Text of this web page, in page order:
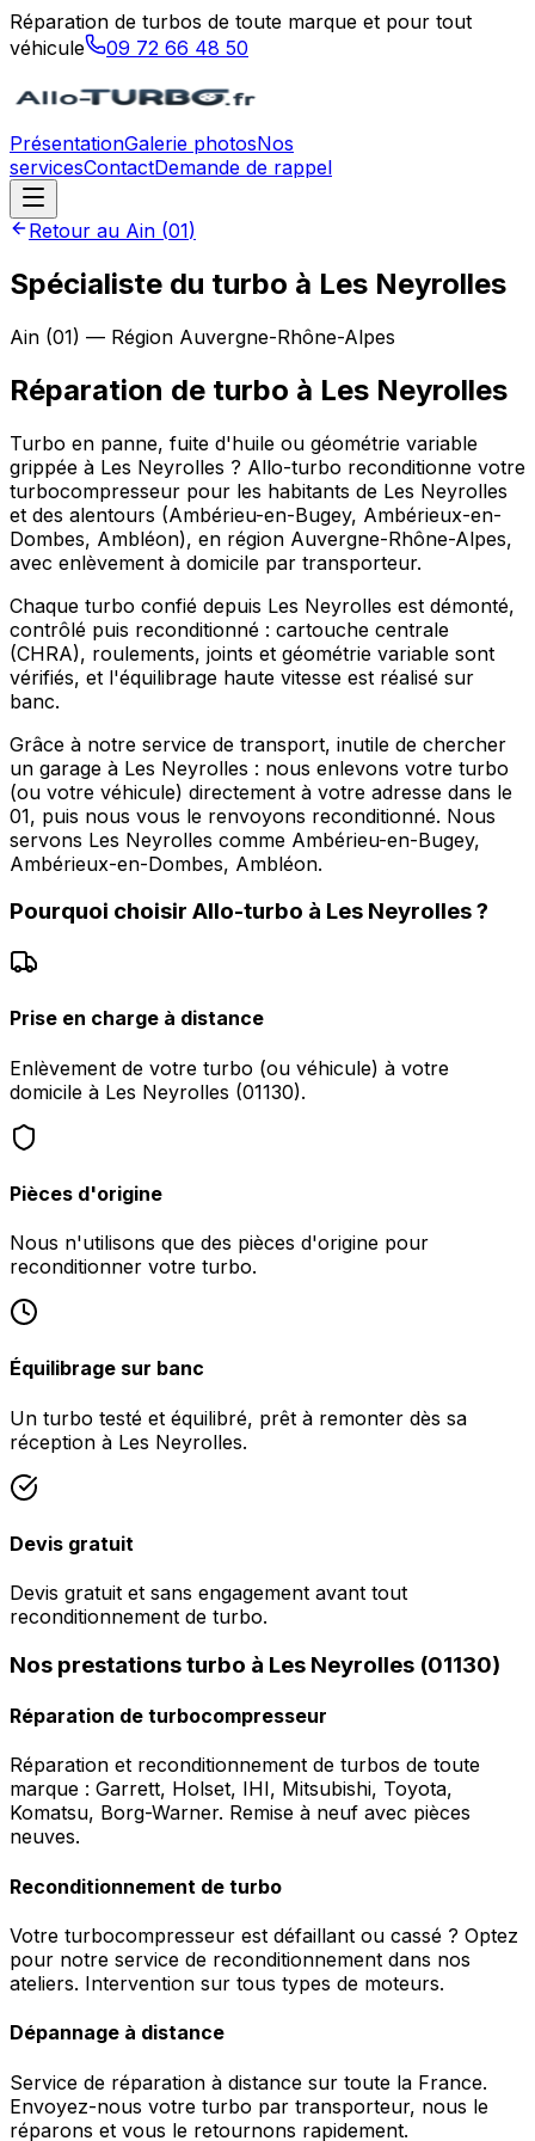
Réparation de turbos de toute marque et pour tout
véhicule
09 72 66 48 50
PrésentationGalerie photosNos
servicesContactDemande de rappel
Retour au Ain (01)
Spécialiste du turbo à Les Neyrolles
Ain (01) — Région Auvergne-Rhône-Alpes
Réparation de turbo à Les Neyrolles
Turbo en panne, fuite d'huile ou géométrie variable
grippée à Les Neyrolles ? Allo-turbo reconditionne votre
turbocompresseur pour les habitants de Les Neyrolles
et des alentours (Ambérieu-en-Bugey, Ambérieux-en-
Dombes, Ambléon), en région Auvergne-Rhône-Alpes,
avec enlèvement à domicile par transporteur.
Chaque turbo confié depuis Les Neyrolles est démonté,
contrôlé puis reconditionné : cartouche centrale
(CHRA), roulements, joints et géométrie variable sont
vérifiés, et l'équilibrage haute vitesse est réalisé sur
banc.
Grâce à notre service de transport, inutile de chercher
un garage à Les Neyrolles : nous enlevons votre turbo
(ou votre véhicule) directement à votre adresse dans le
01, puis nous vous le renvoyons reconditionné. Nous
servons Les Neyrolles comme Ambérieu-en-Bugey,
Ambérieux-en-Dombes, Ambléon.
Pourquoi choisir Allo-turbo à Les Neyrolles?
Prise en charge à distance
Enlèvement de votre turbo (ou véhicule) à votre
domicile à Les Neyrolles (01130).
Pièces d'origine
Nous n'utilisons que des pièces d'origine pour
reconditionner votre turbo.
Équilibrage sur banc
Un turbo testé et équilibré, prêt à remonter dès sa
réception à Les Neyrolles.
Devis gratuit
Devis gratuit et sans engagement avant tout
reconditionnement de turbo.
Nos prestations turbo à Les Neyrolles (01130)
Réparation de turbocompresseur
Réparation et reconditionnement de turbos de toute
marque : Garrett, Holset, IHI, Mitsubishi, Toyota,
Komatsu, Borg-Warner. Remise à neuf avec pièces
neuves.
Reconditionnement de turbo
Votre turbocompresseur est défaillant ou cassé ? Optez
pour notre service de reconditionnement dans nos
ateliers. Intervention sur tous types de moteurs.
Dépannage à distance
Service de réparation à distance sur toute la France.
Envoyez-nous votre turbo par transporteur, nous le
réparons et vous le retournons rapidement.